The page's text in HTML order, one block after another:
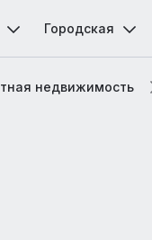
Городская
недвижимость